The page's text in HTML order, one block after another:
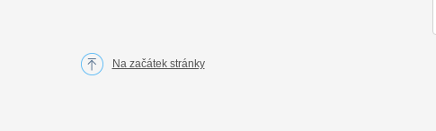
Na začátek stránky